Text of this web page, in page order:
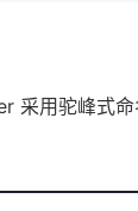
采用驼峰式命